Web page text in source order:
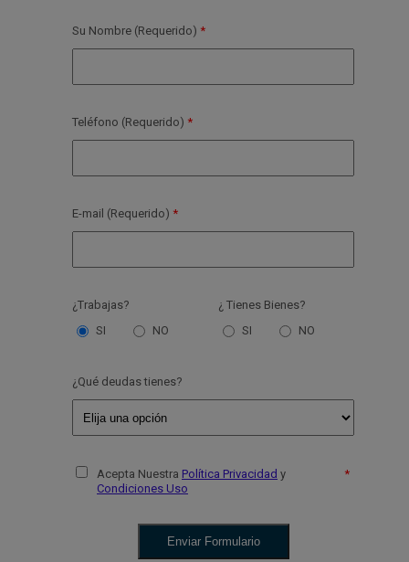
Su Nombre (Requerido)
Teléfono (Requerido)
E-mail (Requerido)
¿Trabajas?
SI
NO
¿ Tienes Bienes?
SI
NO
¿Qué deudas tienes?
Acepta Nuestra Política Privacidad y
Condiciones Uso